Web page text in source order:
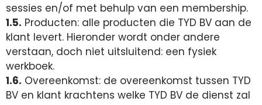
sessies en/of met behulp van een membership.
1.5. Producten: alle producten die TYD BV aan de
klant levert. Hieronder wordt onder andere
verstaan, doch niet uitsluitend: een fysiek
werkboek.
1.6. Overeenkomst: de overeenkomst tussen TYD
BV en klant krachtens welke TYD BV de dienst zal